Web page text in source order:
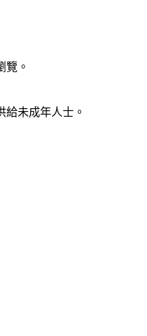
覽。
給未成年人士。